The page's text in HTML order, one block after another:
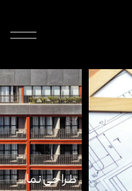
طراحی نما